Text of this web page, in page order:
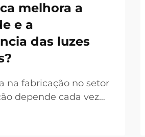
melhora a
e a
das luzes
na fabricação no setor
depende cada vez
em fábrica que